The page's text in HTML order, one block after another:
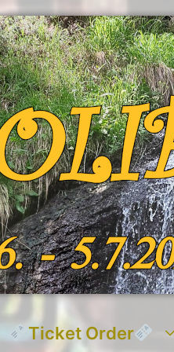
Ticket Order